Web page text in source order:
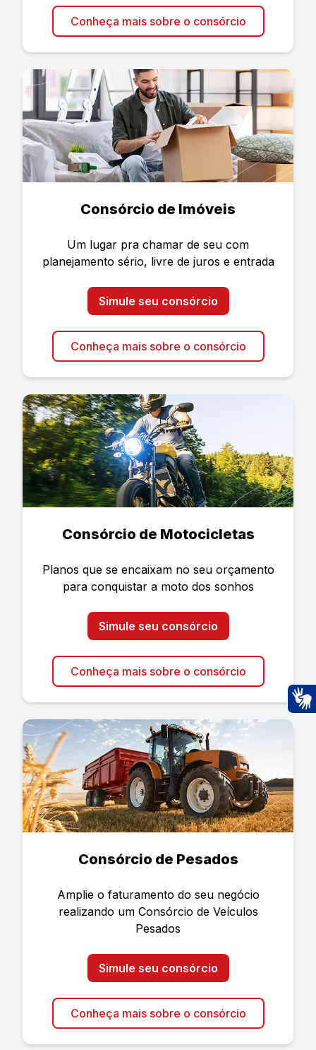
Conheça mais sobre o consórcio
Consórcio de Imóveis
Um lugar pra chamar de seu com
planejamento sério, livre de juros e entrada
Simule seu consórcio
Conheça mais sobre o consórcio
Consórcio de Motocicletas
Planos que se encaixam no seu orçamento
para conquistar a moto dos sonhos
Simule seu consórcio
Conheça mais sobre o consórcio
Consórcio de Pesados
Amplie o faturamento do seu negócio
realizando um Consórcio de Veículos
Pesados
Simule seu consórcio
Conheça mais sobre o consórcio